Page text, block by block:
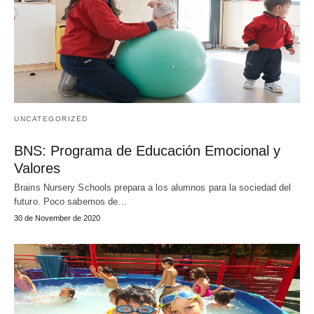
UNCATEGORIZED
BNS: Programa de Educación Emocional y
Valores
Brains Nursery Schools prepara a los alumnos para la sociedad del
futuro. Poco sabemos de…
30 de November de 2020